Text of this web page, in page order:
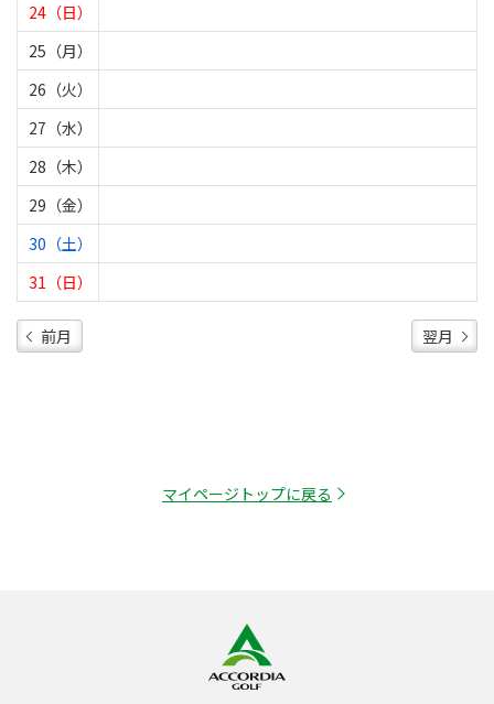
24（日）
25（月）
26（火）
27（水）
28（木）
29（金）
30（土）
31（日）
前月 翌月
マイページトップに戻る